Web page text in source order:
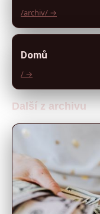
/archiv/ →
Domů
/ →
Další z archivu